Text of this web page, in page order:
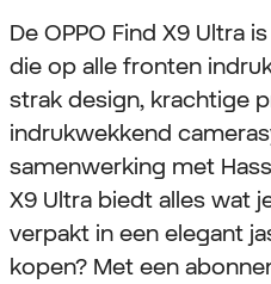
De OPPO Find X9 Ultra
die op alle fronten
strak design, krachtige
indrukwekkend
samenwerking met
X9 Ultra biedt alles wat
verpakt in een elegant
kopen? Met een